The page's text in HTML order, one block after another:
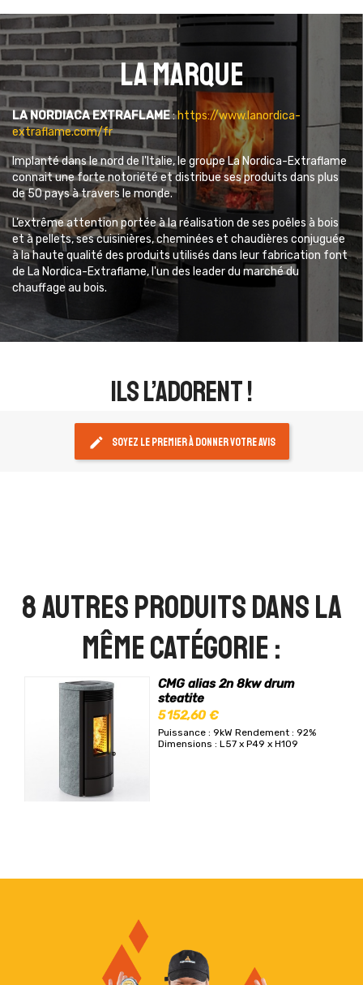
La marque
LA NORDIACA EXTRAFLAME:https://www.lanordica-
extraflame.com/fr
Implanté dans le nord de l'Italie, le groupe La Nordica-Extraflame
connait une forte notoriété et distribue ses produits dans plus
de 50 pays à travers le monde.
L’extrême attention portée à la réalisation de ses poêles à bois
et à pellets, ses cuisinières, cheminées et chaudières conjuguée
à la haute qualité des produits utilisés dans leur fabrication font
de La Nordica-Extraflame, l'un des leader du marché du
chauffage au bois.
ils l’adorent !
edit Soyez le premier à donner votre avis
8 autres produits dans la
même catégorie :
CMG alias 2n 8kw drum
steatite
5 152,60 €
Puissance : 9kW Rendement : 92%
Dimensions : L57 x P49 x H109